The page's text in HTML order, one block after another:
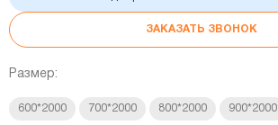
ЗАКАЗАТЬ ЗВОНОК
Размер:
600*2000 700*2000 800*2000 900*2000